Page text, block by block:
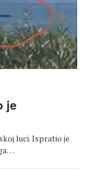
je
luci. Ispratio je